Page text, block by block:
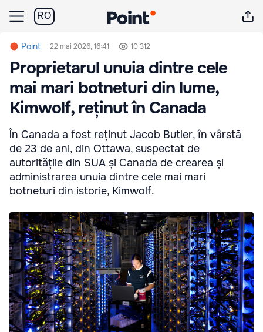
RO
Point 22 mai 2026, 16:41 10 312
Proprietarul unuia dintre cele
mai mari botneturi din lume,
Kimwolf, reținut în Canada
În Canada a fost reținut Jacob Butler, în vârstă
de 23 de ani, din Ottawa, suspectat de
autoritățile din SUA și Canada de crearea și
administrarea unuia dintre cele mai mari
botneturi din istorie, Kimwolf.